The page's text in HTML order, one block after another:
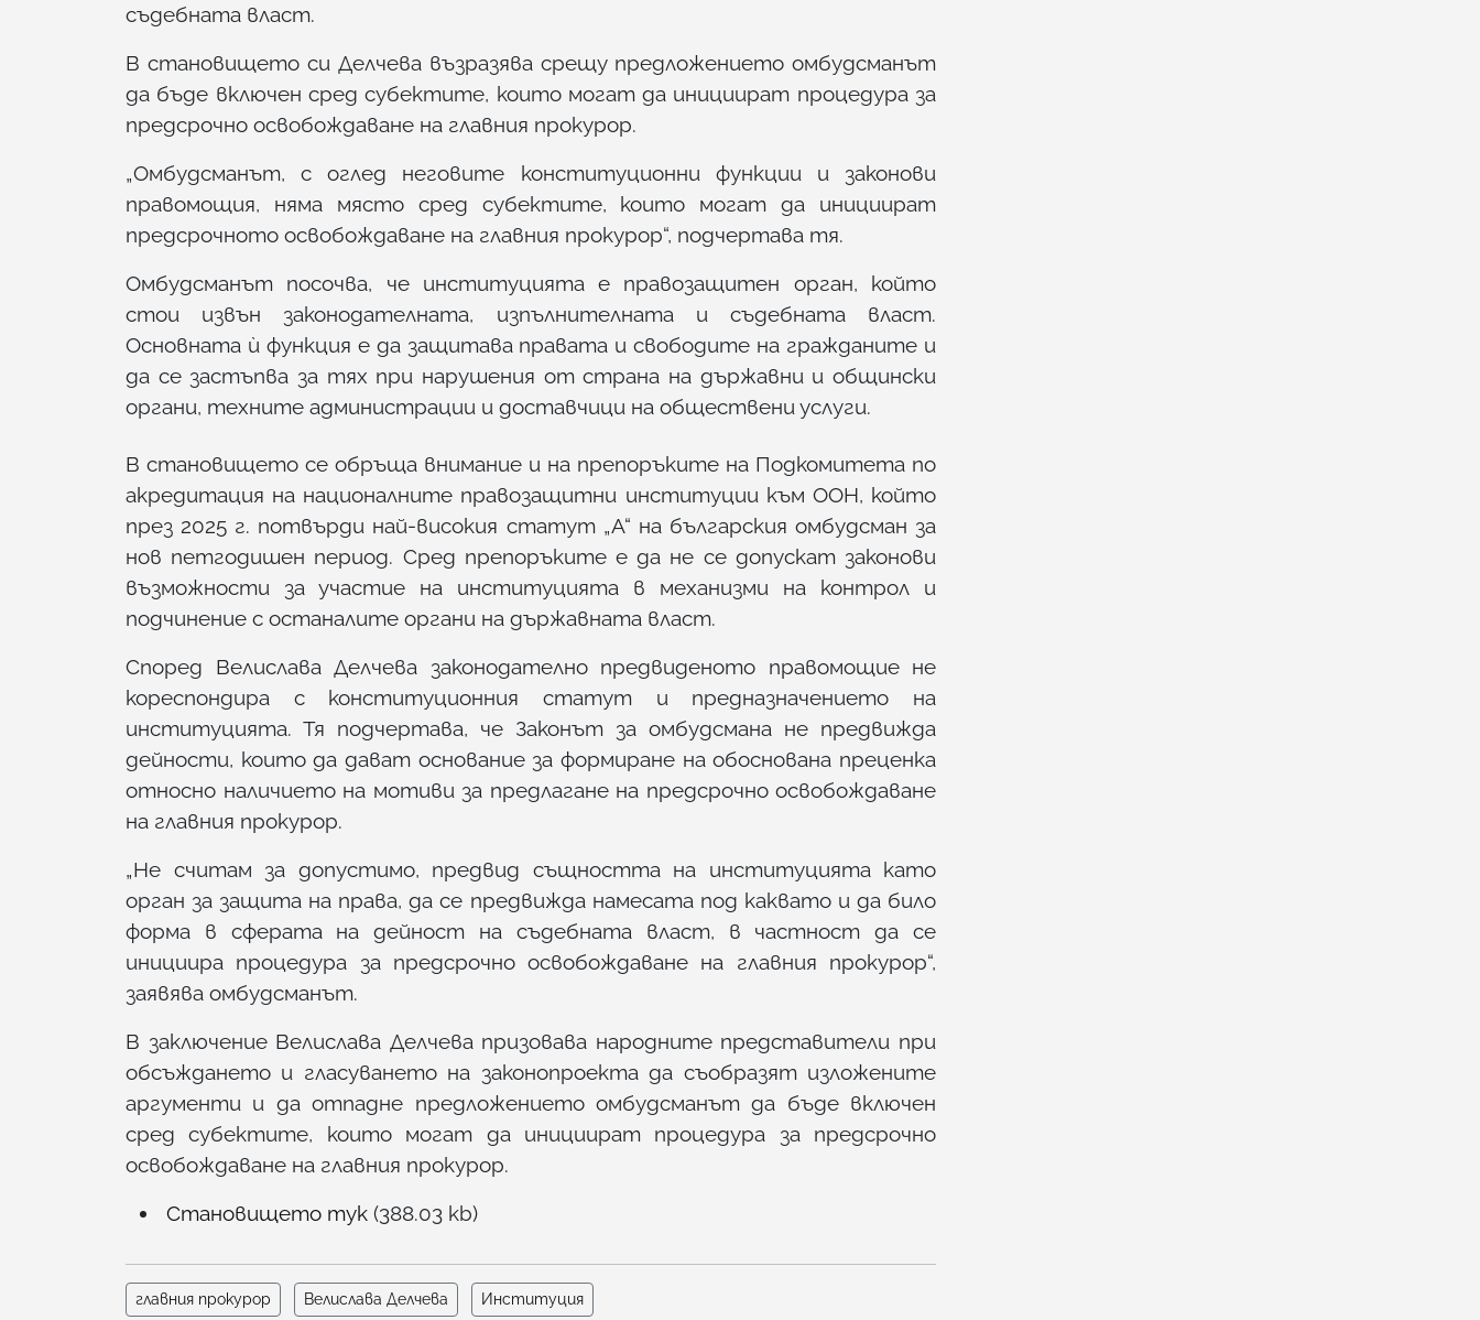
съдебната власт.
В становището си Делчева възразява срещу предложението омбудсманът
да бъде включен сред субектите, които могат да инициират процедура за
предсрочно освобождаване на главния прокурор.
„Омбудсманът, с оглед неговите конституционни функции и законови
правомощия, няма място сред субектите, които могат да инициират
предсрочното освобождаване на главния прокурор“, подчертава тя.
Омбудсманът посочва, че институцията е правозащитен орган, който
стои извън законодателната, изпълнителната и съдебната власт.
Основната ѝ функция е да защитава правата и свободите на гражданите и
да се застъпва за тях при нарушения от страна на държавни и общински
органи, техните администрации и доставчици на обществени услуги.
В становището се обръща внимание и на препоръките на Подкомитета по
акредитация на националните правозащитни институции към ООН, който
през 2025 г. потвърди най-високия статут „А“ на българския омбудсман за
нов петгодишен период. Сред препоръките е да не се допускат законови
възможности за участие на институцията в механизми на контрол и
подчинение с останалите органи на държавната власт.
Според Велислава Делчева законодателно предвиденото правомощие не
кореспондира с конституционния статут и предназначението на
институцията. Тя подчертава, че Законът за омбудсмана не предвижда
дейности, които да дават основание за формиране на обоснована преценка
относно наличието на мотиви за предлагане на предсрочно освобождаване
на главния прокурор.
„Не считам за допустимо, предвид същността на институцията като
орган за защита на права, да се предвижда намесата под каквато и да било
форма в сферата на дейност на съдебната власт, в частност да се
инициира процедура за предсрочно освобождаване на главния прокурор“,
заявява омбудсманът.
В заключение Велислава Делчева призовава народните представители при
обсъждането и гласуването на законопроекта да съобразят изложените
аргументи и да отпадне предложението омбудсманът да бъде включен
сред субектите, които могат да инициират процедура за предсрочно
освобождаване на главния прокурор.
Становището тук (388.03 kb)
главния прокурор Велислава Делчева Институция